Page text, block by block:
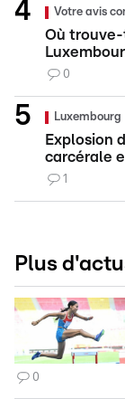
Votre avis
Où
0
Luxembourg
Explosion
carcérale
1
Plus
0